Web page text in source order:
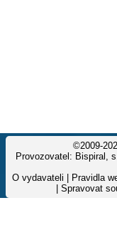
©2009-
Provozovatel: Bispiral,
O vydavateli
Pravidla
Spravovat